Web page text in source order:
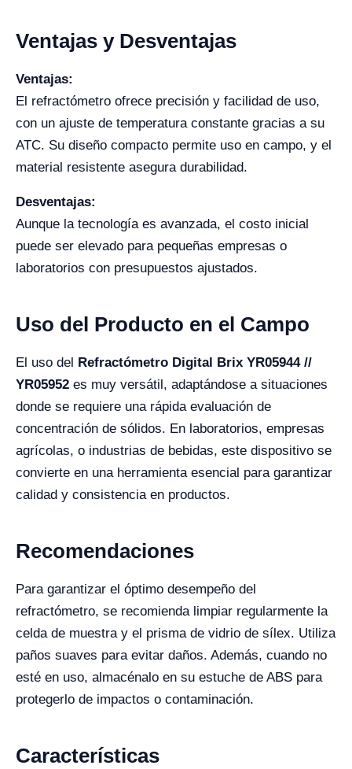
Ventajas y Desventajas
Ventajas:
El refractómetro ofrece precisión y facilidad de uso,
con un ajuste de temperatura constante gracias a su
ATC. Su diseño compacto permite uso en campo, y el
material resistente asegura durabilidad.
Desventajas:
Aunque la tecnología es avanzada, el costo inicial
puede ser elevado para pequeñas empresas o
laboratorios con presupuestos ajustados.
Uso del Producto en el Campo
El uso del Refractómetro Digital Brix YR05944 //
YR05952 es muy versátil, adaptándose a situaciones
donde se requiere una rápida evaluación de
concentración de sólidos. En laboratorios, empresas
agrícolas, o industrias de bebidas, este dispositivo se
convierte en una herramienta esencial para garantizar
calidad y consistencia en productos.
Recomendaciones
Para garantizar el óptimo desempeño del
refractómetro, se recomienda limpiar regularmente la
celda de muestra y el prisma de vidrio de sílex. Utiliza
paños suaves para evitar daños. Además, cuando no
esté en uso, almacénalo en su estuche de ABS para
protegerlo de impactos o contaminación.
Características